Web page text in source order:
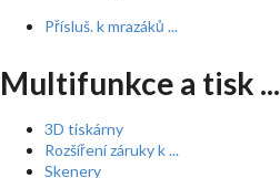
Přísluš. k mrazáků ...
Multifunkce a tisk ...
3D tiskárny
Rozšíření záruky k ...
Skenery